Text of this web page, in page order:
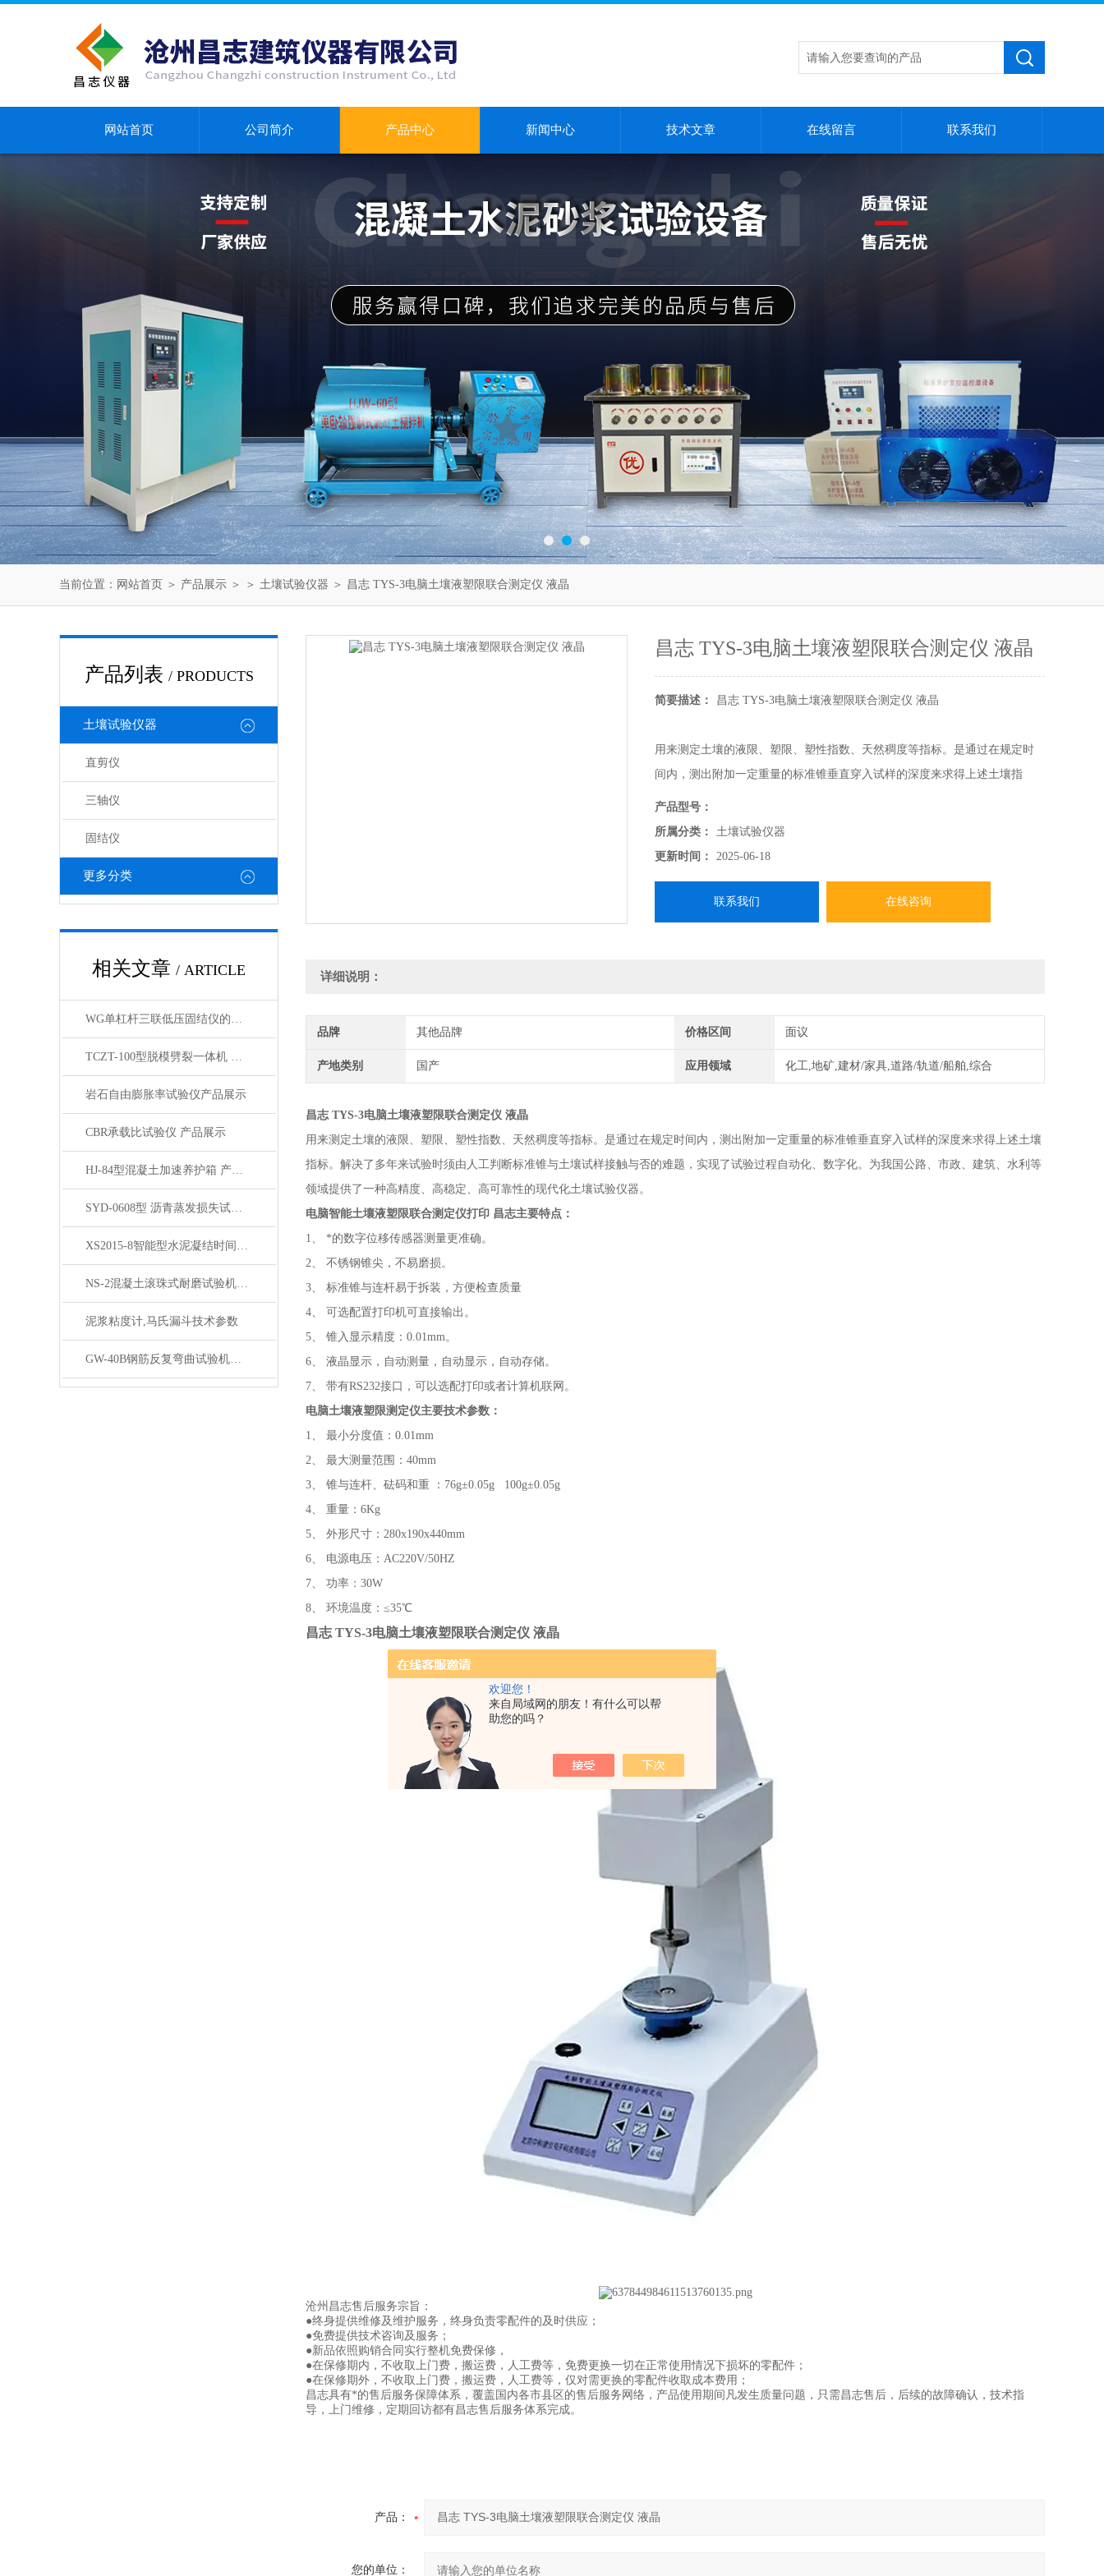
欢迎您！
来自局域网的朋友！有什么可以帮
助您的吗？
网站首页 公司简介 产品中心 新闻中心 技术文章 在线留言 联系我们
当前位置： 网站首页 ＞ 产品展示 ＞ ＞ 土壤试验仪器 ＞ 昌志 TYS-3电脑土壤液塑限联合测定仪 液晶
产品列表 / PRODUCTS
土壤试验仪器
直剪仪
三轴仪
固结仪
更多分类
相关文章 / ARTICLE
WG单杠杆三联低压固结仪的工作原理与结构解析
TCZT-100型脱模劈裂一体机 产品简介
岩石自由膨胀率试验仪产品展示
CBR承载比试验仪 产品展示
HJ-84型混凝土加速养护箱 产品展示
SYD-0608型 沥青蒸发损失试验箱产品展示
XS2015-8智能型水泥凝结时间自动测定仪产品展示
NS-2混凝土滚珠式耐磨试验机产品展示
泥浆粘度计,马氏漏斗技术参数
GW-40B钢筋反复弯曲试验机产品展示
昌志 TYS-3电脑土壤液塑限联合测定仪 液晶
简要描述： 昌志 TYS-3电脑土壤液塑限联合测定仪 液晶
用来测定土壤的液限、塑限、塑性指数、天然稠度等指标。是通过在规定时
间内，测出附加一定重量的标准锥垂直穿入试样的深度来求得上述土壤指
标。解决了多年来试验时须由人工判断标准锥与土壤试样接触与否的难题，
实现了试验过程自动化、数字化。为我国公路、市政、建筑、水利等领域提
供了一种高精度、高稳定、高可靠性的现代化土壤试验仪器。
产品型号：
所属分类：
土壤试验仪器
更新时间：
2025-06-18
联系我们 在线咨询
详细说明：
品牌 其他品牌 价格区间 面议
产地类别 国产 应用领域 化工,地矿,建材/家具,道路/轨道/船舶,综合
昌志 TYS-3电脑土壤液塑限联合测定仪 液晶
用来测定土壤的液限、塑限、塑性指数、天然稠度等指标。是通过在规定时间内，测出附加一定重量的标准锥垂直穿入试样的深度来求得上述土壤
指标。解决了多年来试验时须由人工判断标准锥与土壤试样接触与否的难题，实现了试验过程自动化、数字化。为我国公路、市政、建筑、水利等
领域提供了一种高精度、高稳定、高可靠性的现代化土壤试验仪器。
电脑智能土壤液塑限联合测定仪打印 昌志主要特点：
1、 *的数字位移传感器测量更准确。
2、 不锈钢锥尖，不易磨损。
3、 标准锥与连杆易于拆装，方便检查质量
4、 可选配置打印机可直接输出。
5、 锥入显示精度：0.01mm。
6、 液晶显示，自动测量，自动显示，自动存储。
7、 带有RS232接口，可以选配打印或者计算机联网。
电脑土壤液塑限测定仪主要技术参数：
1、 最小分度值：0.01mm
2、 最大测量范围：40mm
3、 锥与连杆、砝码和重 ：76g±0.05g 100g±0.05g
4、 重量：6Kg
5、 外形尺寸：280x190x440mm
6、 电源电压：AC220V/50HZ
7、 功率：30W
8、 环境温度：≤35℃
昌志 TYS-3电脑土壤液塑限联合测定仪 液晶
沧州昌志售后服务宗旨：
●终身提供维修及维护服务，终身负责零配件的及时供应；
●免费提供技术咨询及服务；
●新品依照购销合同实行整机免费保修，
●在保修期内，不收取上门费，搬运费，人工费等，免费更换一切在正常使用情况下损坏的零配件；
●在保修期外，不收取上门费，搬运费，人工费等，仅对需更换的零配件收取成本费用；
昌志具有*的售后服务保障体系，覆盖国内各市县区的售后服务网络，产品使用期间凡发生质量问题，只需昌志售后，后续的故障确认，技术指
导，上门维修，定期回访都有昌志售后服务体系完成。
产品：
您的单位：